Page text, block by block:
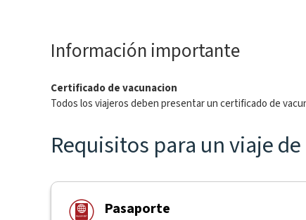
Información importante
Certificado de vacunacion
Todos los viajeros deben presentar un certificado de
Requisitos para un viaje
Pasaporte